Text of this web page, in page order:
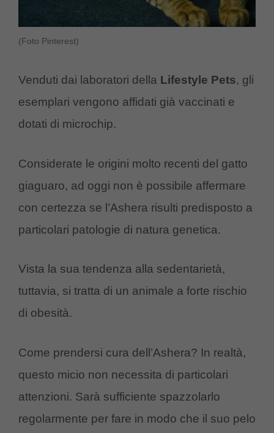
(Foto Pinterest)
Venduti dai laboratori della Lifestyle Pets, gli
esemplari vengono affidati già vaccinati e
dotati di microchip.
Considerate le origini molto recenti del gatto
giaguaro, ad oggi non è possibile affermare
con certezza se l’Ashera risulti predisposto a
particolari patologie di natura genetica.
Vista la sua tendenza alla sedentarietà,
tuttavia, si tratta di un animale a forte rischio
di obesità.
Come prendersi cura dell’Ashera? In realtà,
questo micio non necessita di particolari
attenzioni. Sarà sufficiente spazzolarlo
regolarmente per fare in modo che il suo pelo